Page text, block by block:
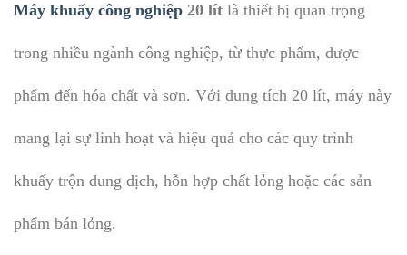
Máy khuấy công nghiệp 20 lít là thiết bị quan trọng
trong nhiều ngành công nghiệp, từ thực phẩm, dược
phẩm đến hóa chất và sơn. Với dung tích 20 lít, máy này
mang lại sự linh hoạt và hiệu quả cho các quy trình
khuấy trộn dung dịch, hỗn hợp chất lỏng hoặc các sản
phẩm bán lỏng.